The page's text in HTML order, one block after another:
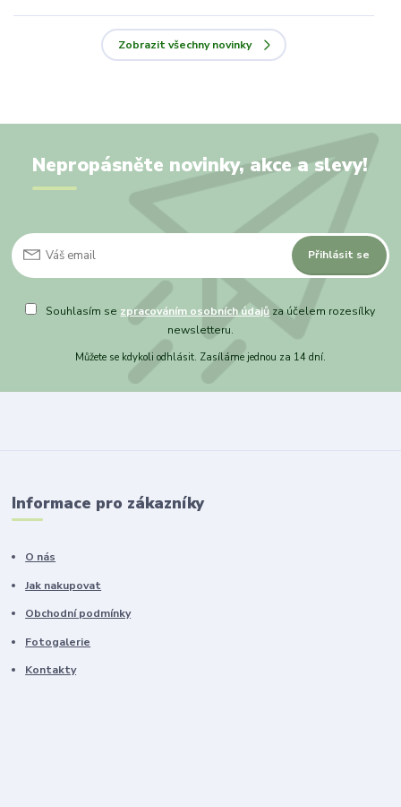
Zobrazit všechny novinky
Nepropásněte novinky, akce a slevy!
Přihlásit se
Souhlasím se zpracováním osobních údajů za účelem rozesílky
newsletteru.
Můžete se kdykoli odhlásit. Zasíláme jednou za 14 dní.
Informace pro zákazníky
O nás
Jak nakupovat
Obchodní podmínky
Fotogalerie
Kontakty